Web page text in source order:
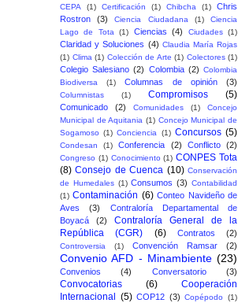
CEPA (1) Certificación (1) Chibcha (1)
Chris
Rostron
(3) Ciencia Ciudadana (1)
Ciencia
Lago de Tota
(1) Ciencias (4) Ciudades (1)
Claridad y Soluciones (4) Claudia María Rojas
(1) Clima (1) Colección de Arte (1) Colectores (1)
Colegio Salesiano (2) Colombia (2) Colombia
Biodiversa
(1) Columnas de opinión (3)
Columnistas (1) Compromisos (5)
Comunicado (2) Comunidades (1)
Concejo
Municipal de Aquitania (1) Concejo Municipal de
Sogamoso (1) Conciencia (1) Concursos (5)
Condesan (1) Conferencia (2) Conflicto (2)
Congreso (1) Conocimiento (1) CONPES Tota
(8) Consejo de Cuenca (10) Conservación
de Humedales (1) Consumos (3) Contabilidad
(1) Contaminación (6) Conteo Navideño de
Aves
(3)
Contraloría Departamental de
Boyacá
(2)
Contraloría General de la
República (CGR)
(6) Contratos (2)
Controversia (1) Convención Ramsar (2)
Convenio AFD - Minambiente (23)
Convenios (4) Conversatorio (3)
Convocatorias (6)
Cooperación
Internacional
(5) COP12 (3) Copépodo
(1)